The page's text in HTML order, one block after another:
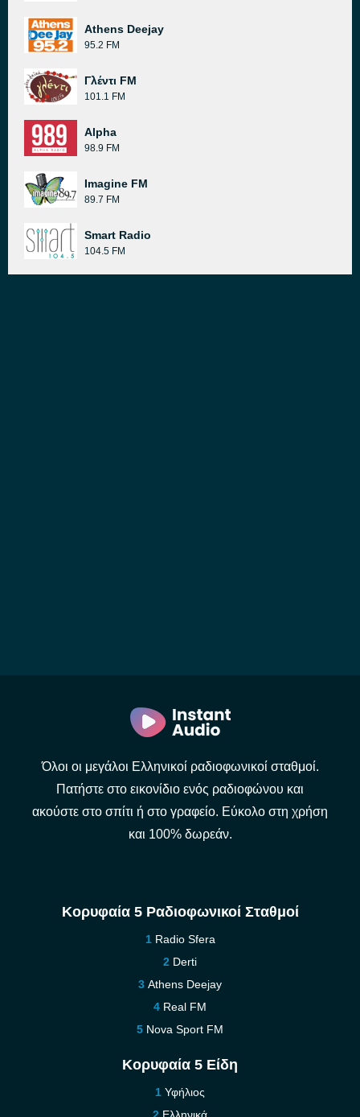
Athens Deejay
95.2 FM
Γλέντι FM
101.1 FM
Alpha
98.9 FM
Imagine FM
89.7 FM
Smart Radio
104.5 FM
Όλοι οι μεγάλοι Ελληνικοί ραδιοφωνικοί σταθμοί.
Πατήστε στο εικονίδιο ενός ραδιοφώνου και
ακούστε στο σπίτι ή στο γραφείο. Εύκολο στη χρήση
και 100% δωρεάν.
Κορυφαία 5 Ραδιοφωνικοί Σταθμοί
Radio Sfera
Derti
Athens Deejay
Real FM
Nova Sport FM
Κορυφαία 5 Είδη
Υφήλιος